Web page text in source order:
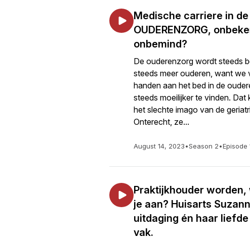
Medische carriere in de
OUDERENZORG,
onbemind?
De ouderenzorg wordt steeds
steeds meer ouderen, want we
handen aan het bed in de
steeds moeilijker te vinden. Dat
het slechte imago van de
Onterecht, ze...
August 14, 2023•Season 2•Episode
Praktijkhouder worden,
je aan? Huisarts
uitdaging én haar
vak.